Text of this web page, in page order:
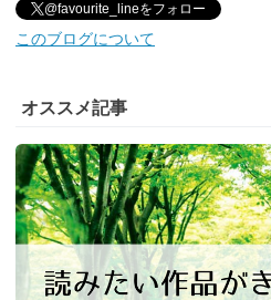
@favourite_lineをフォロー
このブログについて
オススメ記事